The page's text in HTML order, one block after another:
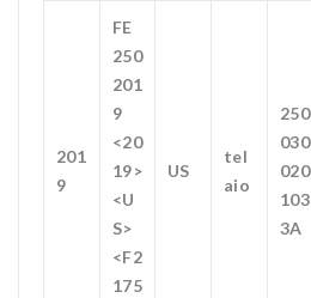
201
9
FE
250
201
9
<20
19>
<U
S>
<F2
175
US
tel
aio
250
030
020
103
3A